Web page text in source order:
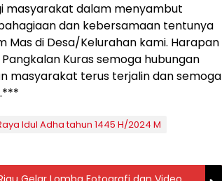
masyarakat dalam menyambut
dan kebersamaan tentunya
Mas di Desa/Kelurahan kami. Harapan
Kuras semoga hubungan
masyarakat terus terjalin dan semoga
Idul Adha tahun 1445 H/2024 M